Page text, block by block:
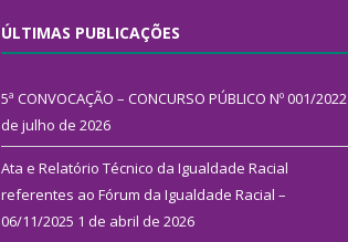
ÚLTIMAS PUBLICAÇÕES
5ª CONVOCAÇÃO – CONCURSO PÚBLICO Nº 001/2022
de julho de 2026
Ata e Relatório Técnico da Igualdade Racial
referentes ao Fórum da Igualdade Racial –
06/11/2025 1 de abril de 2026